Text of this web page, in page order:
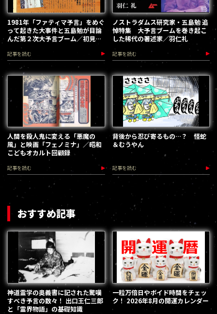
1981年「ファティマ予言」をめぐ
って起きた大事件と五島勉が目論
んだ第２次大予言ブーム／初見健
一・昭和こどもオカルト回顧録
記事を読む
ノストラダムス研究家・五島勉 追
悼特集 大予言ブームを巻き起こ
した稀代の著述家／羽仁礼
記事を読む
人間を殺人鬼に変える「悪魔の
風」と映画「フェノミナ」／昭和
こどもオカルト回顧録
記事を読む
背後から忍び寄るもの…？ 怪蛇
＆むうやん
記事を読む
おすすめ記事
神道霊学の奥義書に記された驚嘆
すべき予言の数々！ 出口王仁三郎
と「霊界物語」の基礎知識
一粒万倍日やボイド時間をチェッ
ク！ 2026年8月の開運カレンダー